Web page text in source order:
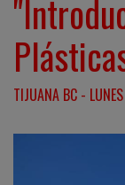
TIJUANA BC -